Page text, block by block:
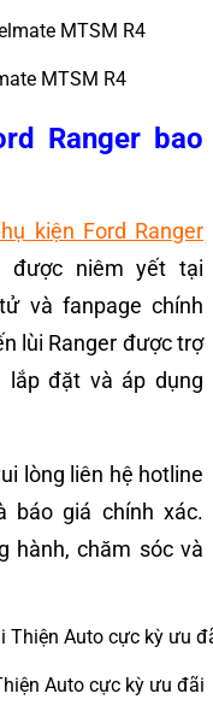
MTSM R4
Ranger bao
kiện Ford Ranger
được niêm yết tại
và fanpage chính
lùi Ranger được trợ
lắp đặt và áp dụng
lòng liên hệ hotline
báo giá chính xác.
hành, chăm sóc và
Auto cực kỳ ưu đãi